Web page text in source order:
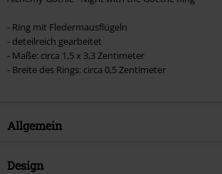
- Ring mit Fledermausflügeln
- deteilreich gearbeitet
- Maße: circa 1,5 x 3,3 Zentimeter
- Breite des Rings: circa 0,5 Zentimeter
Allgemein
Artikelnummer:
Design